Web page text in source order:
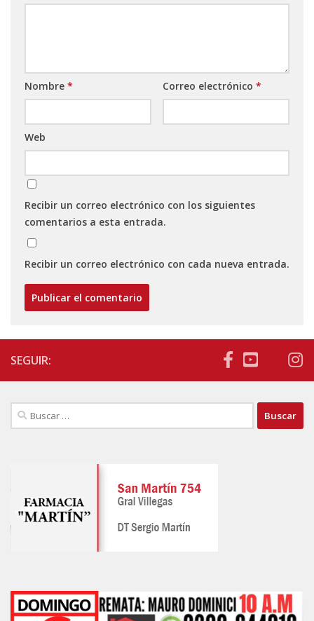
Nombre * Correo electrónico *
Web
Recibir un correo electrónico con los siguientes
comentarios a esta entrada.
Recibir un correo electrónico con cada nueva entrada.
SEGUIR:
Buscar: